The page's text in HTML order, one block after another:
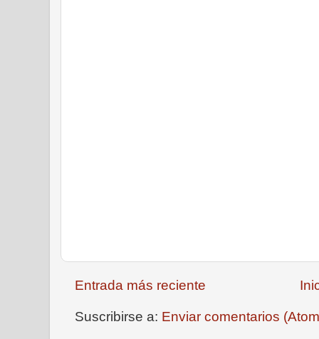
Entrada más reciente
Suscribirse a: Enviar comentarios